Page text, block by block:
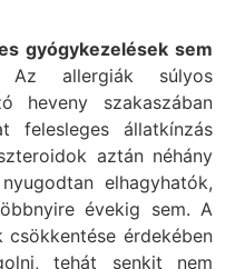
gyógykezelések sem
Az allergiák súlyos
heveny szakaszában
felesleges állatkínzás
aztán néhány
elhagyhatók,
évekig sem. A
csökkentése érdekében
tehát senkit nem